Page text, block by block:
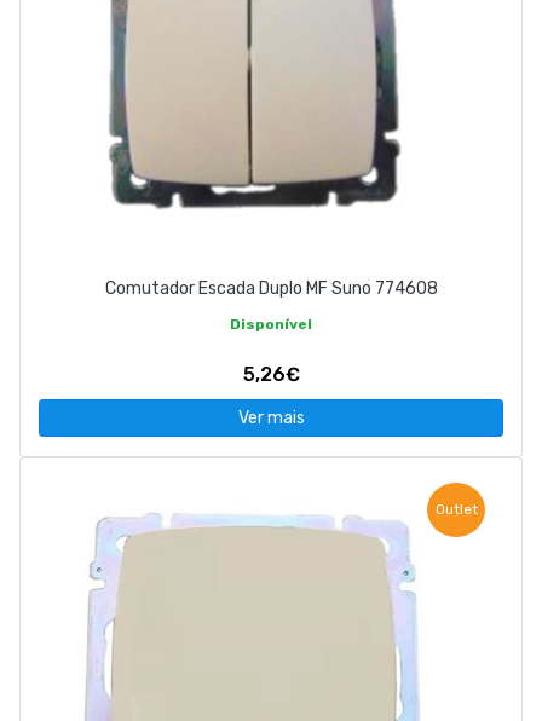
Comutador Escada Duplo MF Suno 774608
Disponível
5,26€
Ver mais
Outlet